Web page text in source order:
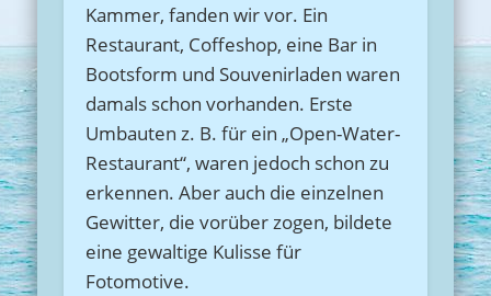
Kammer, fanden wir vor. Ein
Restaurant, Coffeshop, eine Bar in
Bootsform und Souvenirladen waren
damals schon vorhanden. Erste
Umbauten z. B. für ein „Open-Water-
Restaurant“, waren jedoch schon zu
erkennen. Aber auch die einzelnen
Gewitter, die vorüber zogen, bildete
eine gewaltige Kulisse für
Fotomotive.